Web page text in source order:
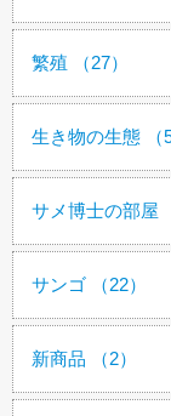
繁殖 （27）
生き物の生態 （
サメ博士の部屋
サンゴ （22）
新商品 （2）